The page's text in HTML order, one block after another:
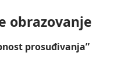
obrazovanje
prosuđivanja”